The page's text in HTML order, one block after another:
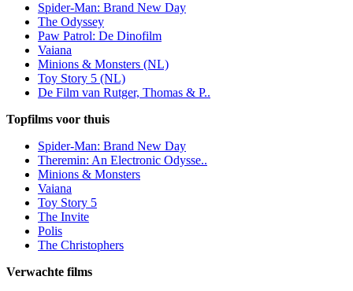
Spider-Man: Brand New Day
The Odyssey
Paw Patrol: De Dinofilm
Vaiana
Minions & Monsters (NL)
Toy Story 5 (NL)
De Film van Rutger, Thomas & P..
Topfilms voor thuis
Spider-Man: Brand New Day
Theremin: An Electronic Odysse..
Minions & Monsters
Vaiana
Toy Story 5
The Invite
Polis
The Christophers
Verwachte films